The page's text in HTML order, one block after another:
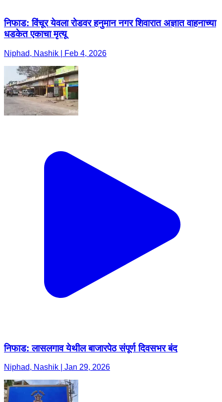
निफाड: विंचूर येवला रोडवर हनुमान नगर शिवारात अज्ञात वाहनाच्या
धडकेत एकाचा मृत्यू
Niphad, Nashik | Feb 4, 2026
निफाड: लासलगाव येथील बाजारपेठ संपूर्ण दिवसभर बंद
Niphad, Nashik | Jan 29, 2026